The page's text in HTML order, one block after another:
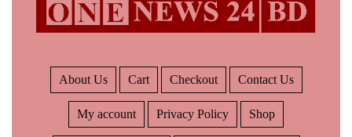
About Us Cart Checkout Contact Us
My account Privacy Policy Shop